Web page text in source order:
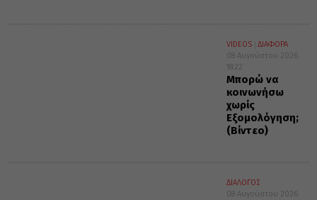
VIDEOS
ΔΙΑΦΟΡΑ
08 Αυγούστου 2026
18:22
Μπορώ να
κοινωνήσω
χωρίς
Εξομολόγηση;
(Βίντεο)
ΔΙΑΛΟΓΟΣ
08 Αυγούστου 2026